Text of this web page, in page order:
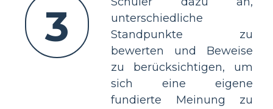
3
unterschiedliche
Standpunkte zu
bewerten und Beweise
zu berücksichtigen, um
sich eine eigene
fundierte Meinung zu